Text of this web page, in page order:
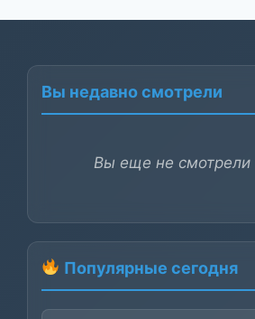
Вы недавно смотрели
Вы еще не смотрели
Популярные сегодня